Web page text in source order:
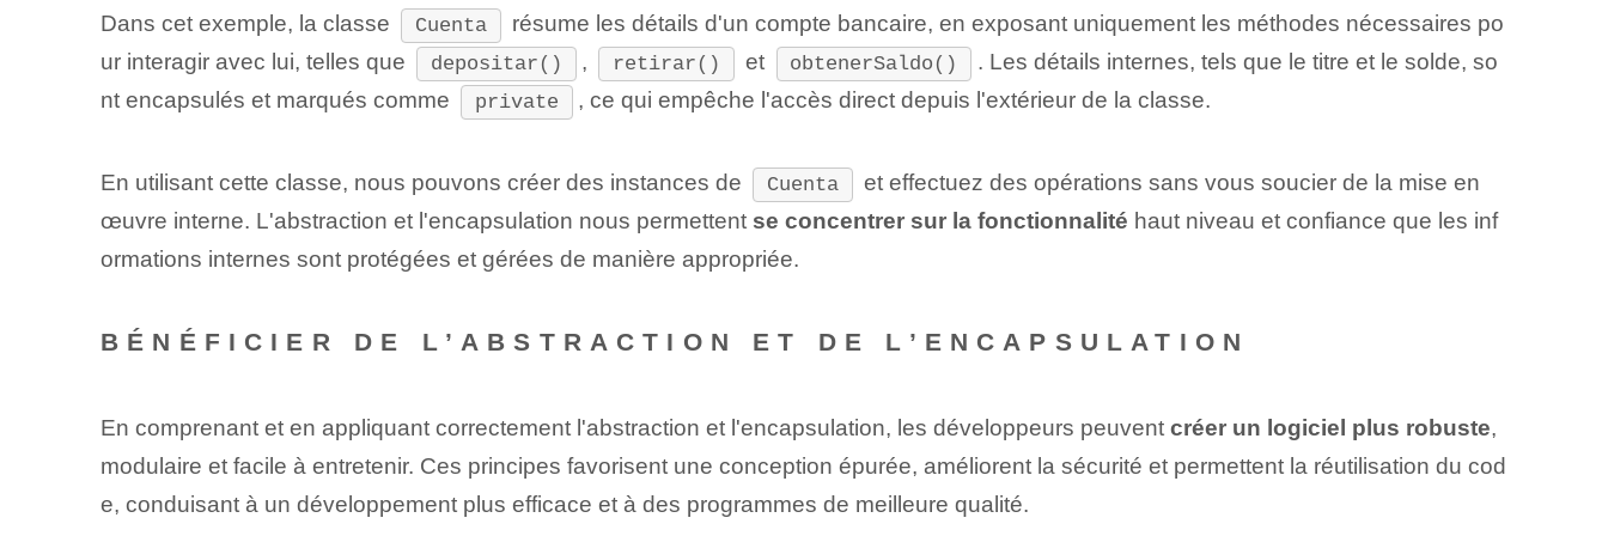
Dans cet exemple, la classe Cuenta
résume les détails d'un compte bancaire, en exposant uniquement les méthodes nécessaires po
ur interagir avec lui, telles que
depositar() ,‌ retirar() et⁢ obtenerSaldo()
. Les détails internes, tels que le titre et le ⁤solde⁤, so
nt encapsulés et marqués comme
private , ce qui empêche l'accès direct depuis l'extérieur de la classe.
En utilisant cette classe, nous pouvons créer des instances de Cuenta
et effectuez des opérations sans vous soucier de la mise en
œuvre interne. ‍L'abstraction et l'encapsulation nous permettent se concentrer sur la fonctionnalité ⁣haut niveau et ⁢confiance que les inf
ormations internes sont protégées et gérées de manière appropriée.
BÉNÉFICIER DE L’ABSTRACTION ET DE L’ENCAPSULATION
En comprenant et en appliquant correctement l'abstraction et l'encapsulation, les développeurs peuvent créer un logiciel plus robuste,
modulaire et facile à entretenir. Ces principes favorisent une conception épurée, améliorent la sécurité et permettent la réutilisation du cod
e, conduisant à un développement plus efficace et à des programmes de meilleure qualité.